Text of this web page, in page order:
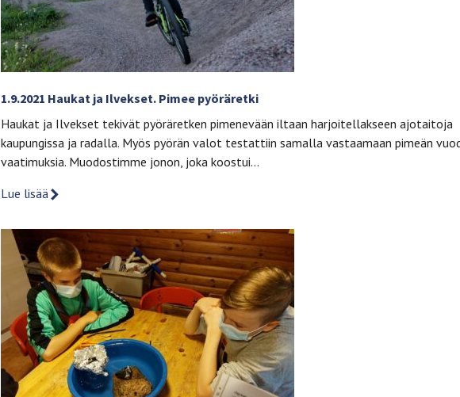
1.9.2021 Haukat ja Ilvekset. Pimee pyöräretki
Haukat ja Ilvekset tekivät pyöräretken pimenevään iltaan harjoitellakseen ajotaitoja
kaupungissa ja radalla. Myös pyörän valot testattiin samalla vastaamaan pimeän
vaatimuksia. Muodostimme jonon, joka koostui…
Lue lisää